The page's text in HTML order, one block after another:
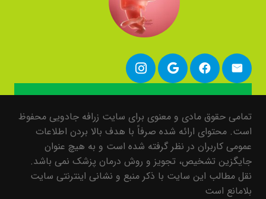
تمامی حقوق مادی و معنوی برای سایت زرافه جادویی محفوظ
است. محتوای ارائه شده صرفاً با هدف بالا بردن اطلاعات
عمومی کاربران در نظر گرفته شده است و به هیچ عنوان
جایگزین تشخیص، تجویز و روش درمان پزشک نمی باشد.
نقل مطالب این سایت با ذکر منبع و نشانی اینترنتی سایت
بلامانع است